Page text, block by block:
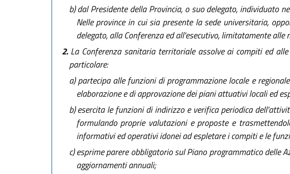
b)dal Presidente della Provincia, o suo delegato, individuato
Nelle province in cui sia presente la sede universitaria,
delegato, alla Conferenza ed all'esecutivo, limitatamente alle
2.La Conferenza sanitaria territoriale assolve ai compiti ed
particolare:
a)partecipa alle funzioni di programmazione locale e
elaborazione e di approvazione dei piani attuativi locali ed
b)esercita le funzioni di indirizzo e verifica periodica
formulando proprie valutazioni e proposte e
informativi ed operativi idonei ad espletare i compiti e le
c)esprime parere obbligatorio sul Piano programmatico delle
aggiornamenti annuali;